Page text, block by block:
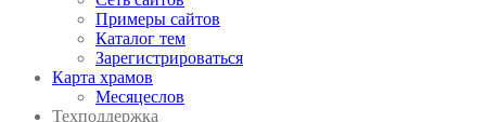
Примеры сайтов
Каталог тем
Зарегистрироваться
Карта храмов
Месяцеслов
Техподдержка